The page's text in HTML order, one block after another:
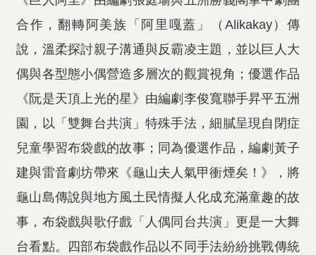
合作，翻轉阿美族「阿里嘎蓋」（Alikakay）傳
說，溫柔探討親子溝通與反霸凌主題，並以巨人大
偶與各型態小偶營造多層次的觀賞視角；優選作品
《阮是天頂上光的星》由編劇李俊寬聯手昇平五洲
園，以「雙舞台共演」特殊手法，細膩呈現自閉症
兒童學習布袋戲的故事；同為優選作品，編劇黃子
建與雷音劇坊帶來《龜山夫人氣甲衝煙矣！》，將
龜山島傳說與地方風土民情擬人化成充滿童趣的故
事，布袋戲與歌仔戲「人偶同台共演」更是一大舞
台看點。四部布袋戲作品以不同手法紛紛挑戰傳統